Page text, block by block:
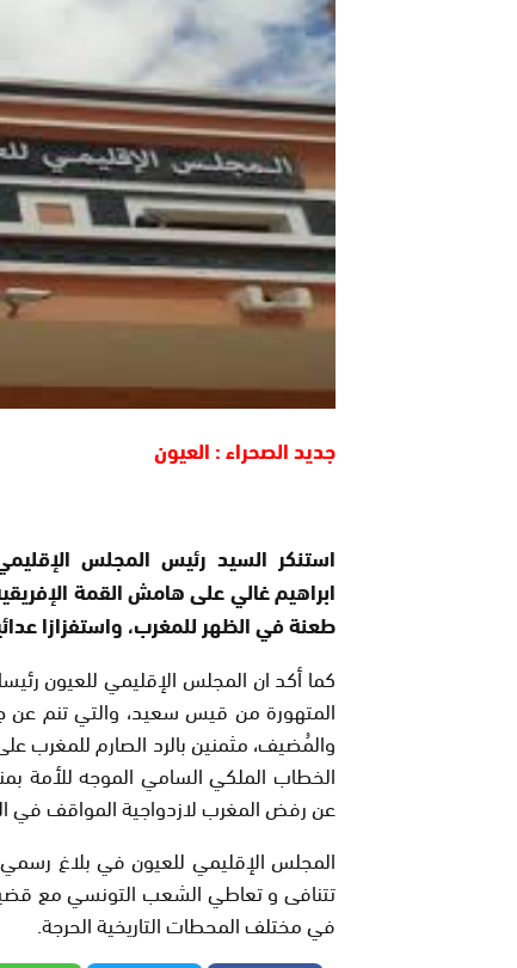
جديد الصحراء : العيون
استنكر السيد رئيس المجلس
ابراهيم غالي على هامش القمة
طعنة في الظهر للمغرب، واستفزازا
كما أكد ان المجلس الإقليمي للعيون
المتهورة من قيس سعيد، والتي تنم عن
والمُضيف، مثمنين بالرد الصارم للمغرب
الخطاب الملكي السامي الموجه للأمة
عن رفض المغرب لازدواجية المواقف في
‌المجلس الإقليمي للعيون في بلاغ
تتنافى و تعاطي الشعب التونسي مع
في مختلف المحطات التاريخية الحرجة.